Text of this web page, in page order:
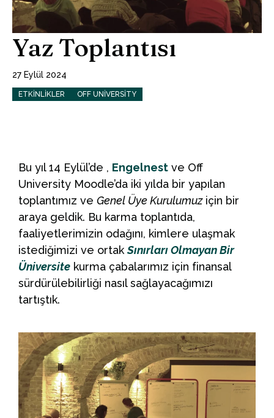
Yaz Toplantısı
27 Eylül 2024
ETKINLIKLER OFF UNIVERSITY
Bu yıl 14 Eylül’de , Engelnest ve Off
University Moodle’da iki yılda bir yapılan
toplantımız ve Genel Üye Kurulumuziçin bir
araya geldik. Bu karma toplantıda,
faaliyetlerimizin odağını, kimlere ulaşmak
istediğimizi ve ortakSınırları Olmayan Bir
Üniversite kurma çabalarımız için finansal
sürdürülebilirliği nasıl sağlayacağımızı
tartıştık.